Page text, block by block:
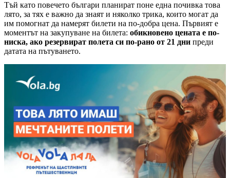
Тъй като повечето българи планират поне една почивка това
лято, за тях е важно да знаят и няколко трика, които могат да
им помогнат да намерят билети на по-добра цена. Първият е
моментът на закупуване на билета: обикновено цената е по-
ниска, ако резервират полета си по-рано от 21 дни преди
датата на пътуването.